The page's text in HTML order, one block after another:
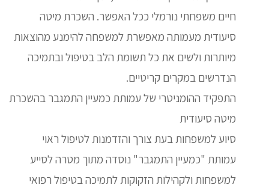
חיים משפחתי נורמלי ככל האפשר. השכרת מיטה
סיעודית מעמותה מאפשרת למשפחה להימנע מהוצאות
מיותרות ולשים את כל תשומת הלב בטיפול ובתמיכה
הנדרשים במקרים קריטיים.
התפקיד ההומניטרי של עמותת כמעיין התמגבר בהשכרת
מיטה סיעודית
סיוע למשפחות בעת צורך והזדמנות לטיפול ראוי
עמותת "כמעיין התמגבר" נוסדה מתוך מטרה לסייע
למשפחות ולקהילות הזקוקות לתמיכה בטיפול רפואי